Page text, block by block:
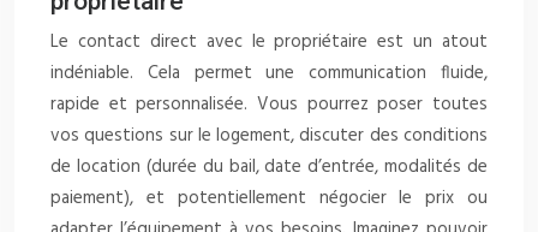
Le contact direct avec le propriétaire est un atout
indéniable. Cela permet une communication fluide,
rapide et personnalisée. Vous pourrez poser toutes
vos questions sur le logement, discuter des conditions
de location (durée du bail, date d’entrée, modalités de
paiement), et potentiellement négocier le prix ou